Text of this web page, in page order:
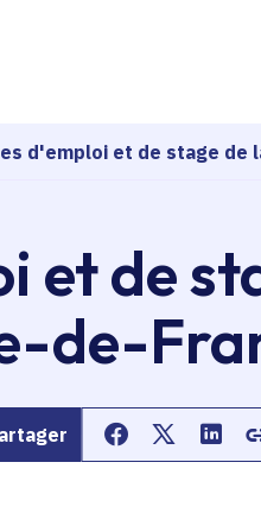
d'emploi et de stage de
et de
de-
Partager sur
Partager